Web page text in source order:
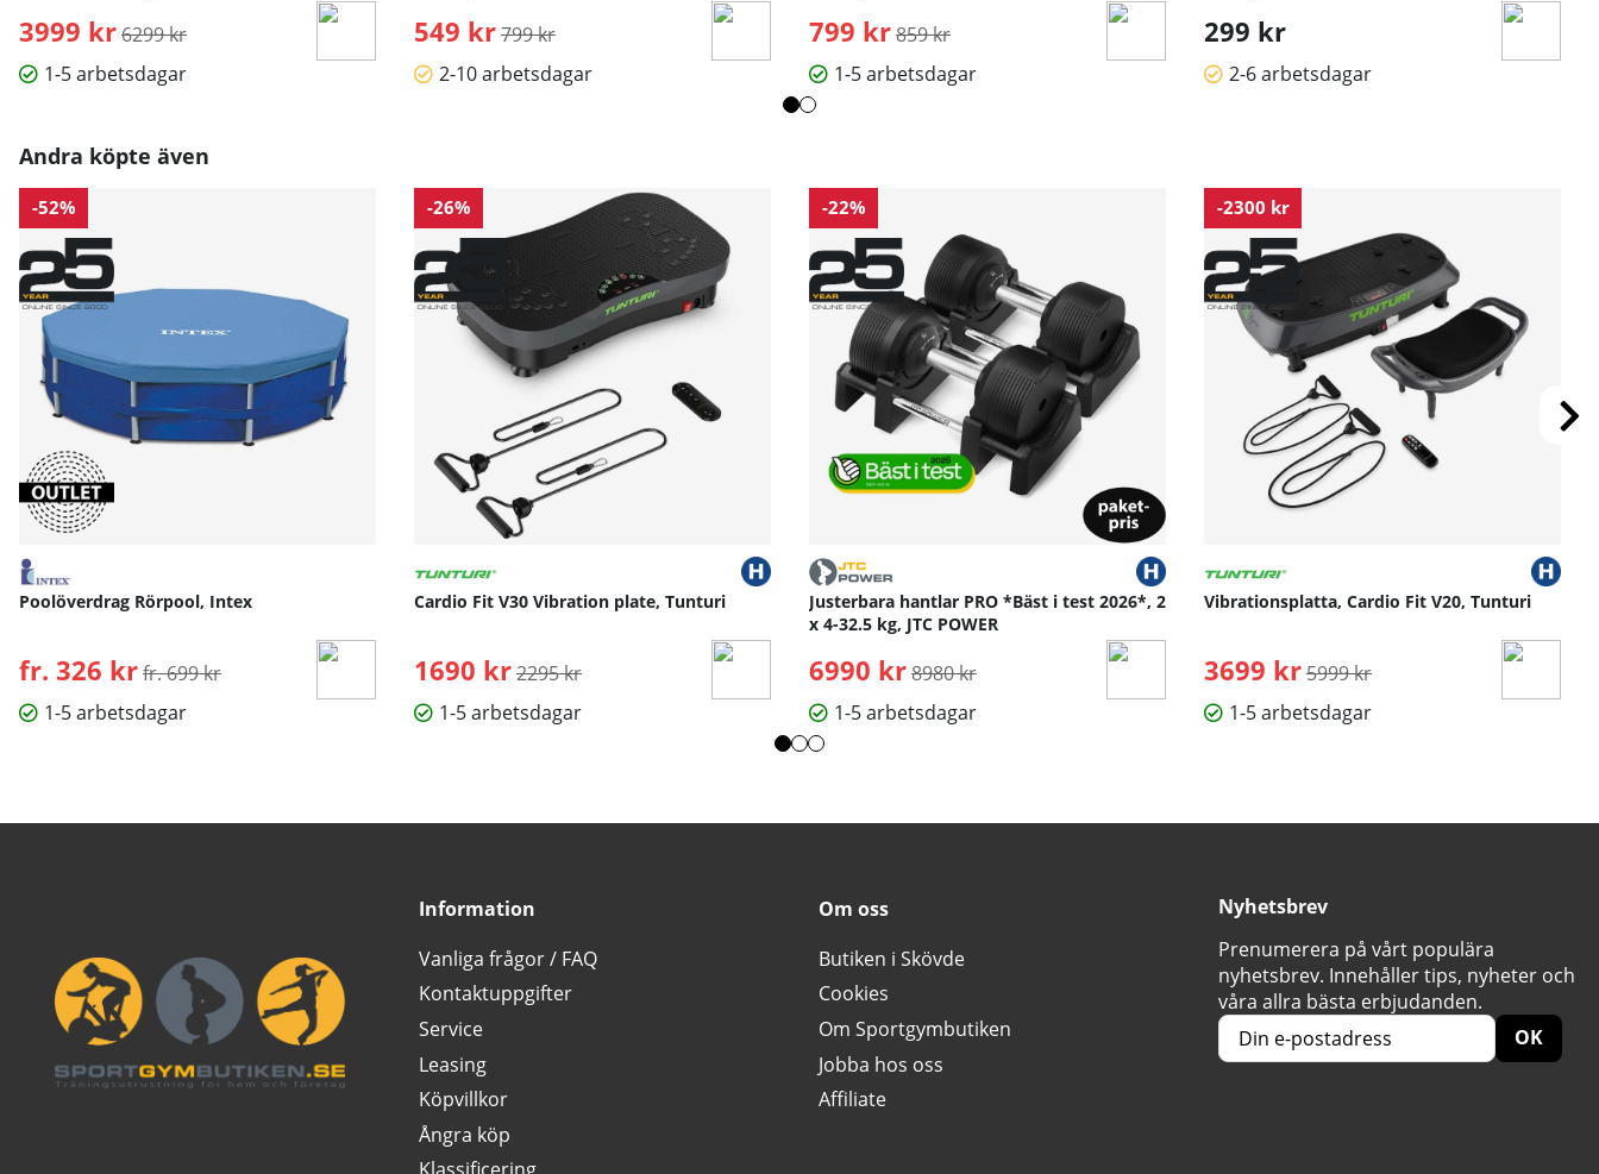
3999 kr Ordinarie pris:
6299 kr
1-5 arbetsdagar
549 krOrdinarie pris:
799 kr
2-10 arbetsdagar
799 kr Ordinarie pris:
859 kr
1-5 arbetsdagar
299 kr
2-6 arbetsdagar
Andra köpte även
-52%
Poolöverdrag Rörpool, Intex
fr. 326 krOrdinarie pris:
fr. 699 kr
1-5 arbetsdagar
-26%
Cardio Fit V30 Vibration plate, Tunturi
1690 kr Ordinarie pris:
2295 kr
1-5 arbetsdagar
-22%
Justerbara hantlar PRO *Bäst i test 2026*, 2
x 4-32.5 kg, JTC POWER
6990 kr Ordinarie pris:
8980 kr
1-5 arbetsdagar
-2300 kr
Vibrationsplatta, Cardio Fit V20, Tunturi
3699 kr Ordinarie pris:
5999 kr
1-5 arbetsdagar
Information
Vanliga frågor / FAQ
Kontaktuppgifter
Service
Leasing
Köpvillkor
Ångra köp
Om oss
Butiken i Skövde
Cookies
Om Sportgymbutiken
Jobba hos oss
Affiliate
Nyhetsbrev
Prenumerera på vårt populära
nyhetsbrev. Innehåller tips, nyheter och
våra allra bästa erbjudanden.
OK